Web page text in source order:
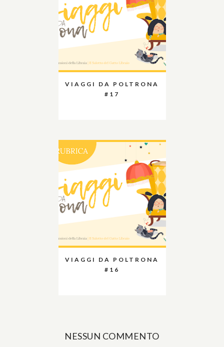
VIAGGI DA POLTRONA
#17
VIAGGI DA POLTRONA
#16
NESSUN COMMENTO